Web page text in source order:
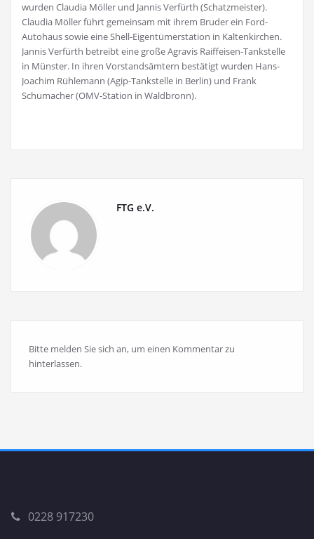
wurden Claudia Möller und Jannis Verfürth (Schatzmeister).
Claudia Möller führt gemeinsam mit ihrem Bruder ein Ford-
Autohaus sowie eine Shell-Eigentümerstation in Kaltenkirchen.
Jannis Verfürth betreibt eine große Agravis Raiffeisen-Tankstelle
in Münster. In ihren Vorstandsämtern bestätigt wurden Hans-
Joachim Rühlemann (Agip-Tankstelle in Berlin) und Frank
Schumacher (OMV-Station in Waldbronn).
FTG e.V.
Bitte melden Sie sich an, um einen Kommentar zu
hinterlassen.
0228 917230